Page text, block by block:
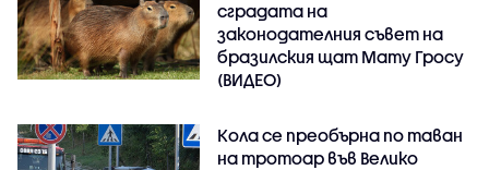
сградата на
законодателния съвет на
бразилския щат Мату Гросу
(ВИДЕО)
Кола се преобърна по таван
на тротоар във Велико